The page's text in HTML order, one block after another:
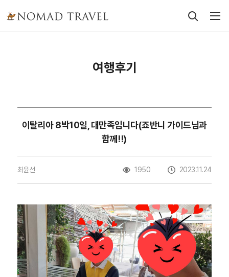
여행후기
이탈리아 8박10일, 대만족입니다(죠반니 가이드님과
함께!!)
최윤선 1950 2023.11.24